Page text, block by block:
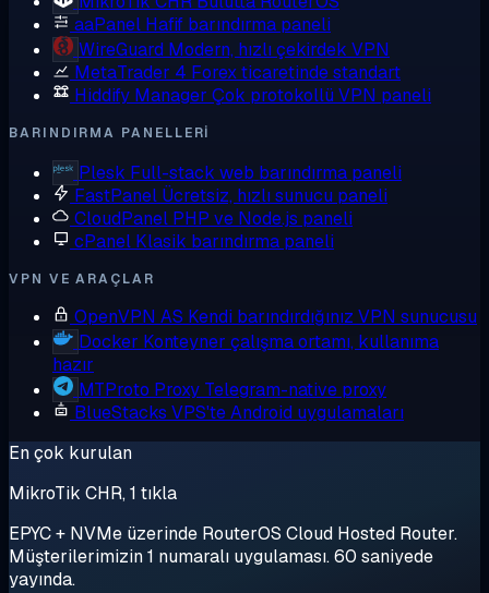
aaPanel Hafif barındırma paneli
WireGuard Modern, hızlı çekirdek VPN
MetaTrader 4 Forex ticaretinde standart
Hiddify Manager Çok protokollü VPN paneli
BARINDIRMA PANELLERI
Plesk Full-stack web barındırma paneli
FastPanel Ücretsiz, hızlı sunucu paneli
CloudPanel PHP ve Node.js paneli
cPanel Klasik barındırma paneli
VPN VE ARAÇLAR
OpenVPN AS Kendi barındırdığınız VPN sunucusu
Docker Konteyner çalışma ortamı, kullanıma
hazır
MTProto Proxy Telegram-native proxy
BlueStacks VPS'te Android uygulamaları
En çok kurulan
MikroTik CHR, 1 tıkla
EPYC + NVMe üzerinde RouterOS Cloud Hosted Router.
Müşterilerimizin 1 numaralı uygulaması. 60 saniyede
yayında.